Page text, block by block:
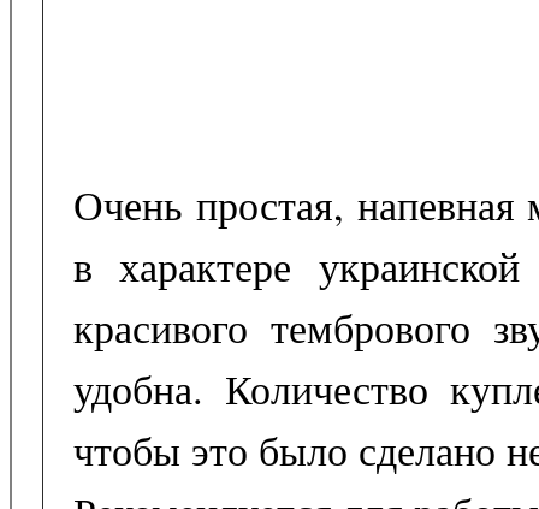
Очень простая, напевная
в характере
красивого тембрового
удобна. Количество
чтобы это было сделано